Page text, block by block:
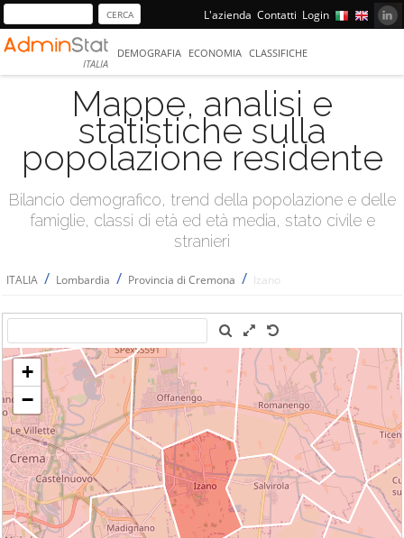
L'azienda Contatti Login
ITALIA
DEMOGRAFIA ECONOMIA CLASSIFICHE
Mappe, analisi e
statistiche sulla
popolazione residente
Bilancio demografico, trend della popolazione e delle
famiglie, classi di età ed età media, stato civile e
stranieri
ITALIA / Lombardia / Provincia di Cremona / Izano